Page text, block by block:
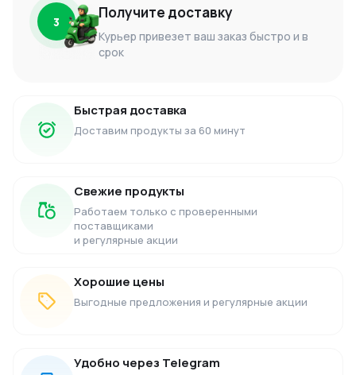
3 Получите доставку
Курьер привезет ваш заказ быстро и в
срок
Быстрая доставка
Доставим продукты за 60 минут
Свежие продукты
Работаем только с проверенными
поставщиками
и регулярные акции
Хорошие цены
Выгодные предложения и регулярные акции
Удобно через Telegram